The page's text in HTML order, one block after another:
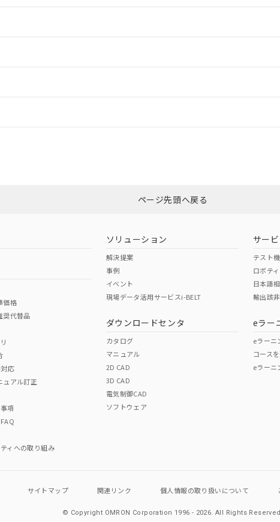
ダウンロードはこちら
Cr(VI)
流通在庫等で未対応品が混在する可能性があります。
へお問い合わせください。
ページ先頭へ戻る
価格
奨代替品
応
ュアル訂正
項
ィへの取り組み
ソリューション
解決提案
事例
イベント
現場データ活用サービスi-BELT
ダウンロードセンタ
カタログ
マニュアル
2D CAD
3D CAD
電気制御CAD
ソフトウェア
サー
テスト
ロボテ
日本語
輸出該
eラー
eラーニ
コース
eラーニ
サイトマップ 関連リンク 個人情報の取り扱いについて
© Copyright OMRON Corporation 1996 - 2026.All Rights